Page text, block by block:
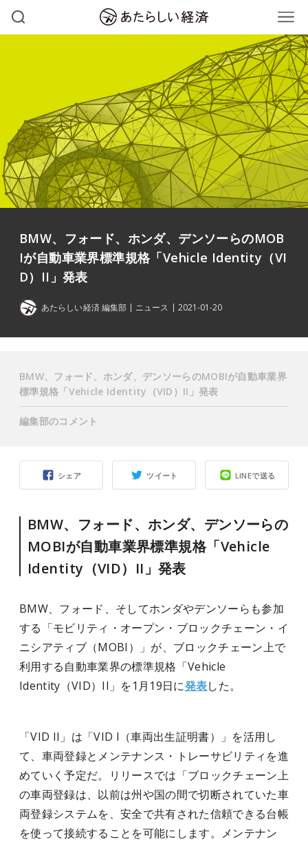
BMW、フォード、ホンダ、デンソーらのMOB
Iが自動車業界標準規格「Vehicle Identity（VI
D）II」発表
あたらしい経済 編集部 ニュース 2021-01-20
シェア ツイート LINEで送る
BMW、フォード、ホンダ、デンソーらの
MOBIが自動車業界標準規格「Vehicle
Identity（VID）II」発表
BMW、フォード、そしてホンダやデンソーらも参加
する「モビリティ・オープン・ブロックチェーン・イ
ニシアティブ（MOBI）」が、ブロックチェーン上で
利用する自動車業界の標準規格「Vehicle
Identity（VID）II」を1月19日に発表した。
「VID II」は「VID I（車両出生証明書）」を活用し
て、車両登録とメンテナンス・トレーサビリティを進
めていく予定だ。リリースでは「ブロックチェーン上
の車両登録は、以前は州や国の間で切断されていた車
両登録システムを、安全で共有された信頼できる台帳
を使って接続することを可能にします。メンテナン
BMW、フォード、ホンダ、デンソーらのMOBIが自動車業界
標準規格「Vehicle Identity（VID）II」発表
編集部のコメント